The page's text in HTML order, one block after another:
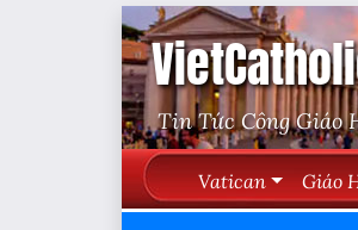
Tin Tức Công Giáo
Vatican Giáo